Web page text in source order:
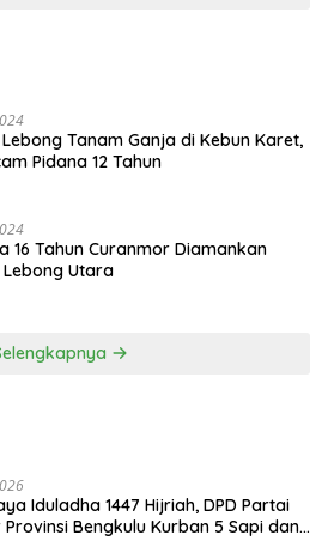
Tanam Ganja di Kebun Karet,
Pidana 12 Tahun
16 Tahun Curanmor Diamankan
Lebong Utara
Iduladha 1447 Hijriah, DPD Partai
Bengkulu Kurban 5 Sapi dan 1